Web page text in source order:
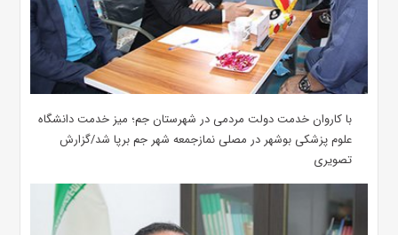
با کاروان خدمت دولت مردمی در شهرستان جم؛ میز خدمت دانشگاه
علوم پزشکی بوشهر در مصلی نمازجمعه شهر جم برپا شد/گزارش
تصویری